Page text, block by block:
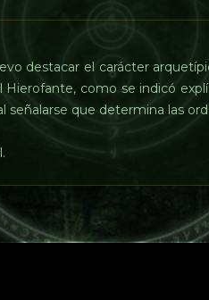
destacar el carácter
como se indicó
señalarse que determina las